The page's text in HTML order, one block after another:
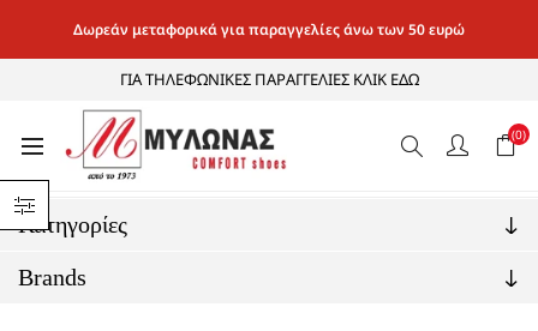
Δωρεάν μεταφορικά για παραγγελίες άνω των 50 ευρώ
ΓΙΑ ΤΗΛΕΦΩΝΙΚΕΣ ΠΑΡΑΓΓΕΛΙΕΣ ΚΛΙΚ ΕΔΩ
(0)
Αρχική σελίδα / ΤΕΧΝΟΛΟΓΙΕΣ / ΤΕΧΝΟΛΟΓΙΕΣ ΥΠΟΔΗΜΑΤΩΝ
ΑΝΑΛΑΦΡΑ
Κατηγορίες
Brands